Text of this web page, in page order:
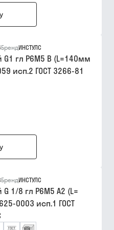
БрендИНСТУЛС
гл Р6М5 B (L=140мм
исп.2 ГОСТ 3266-81
БрендИНСТУЛС
1/8 гл Р6М5 A2 (L=
0003 исп.1 ГОСТ